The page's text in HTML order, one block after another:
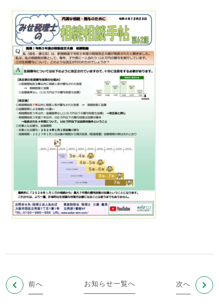
前へ 次へ
お知らせ一覧へ